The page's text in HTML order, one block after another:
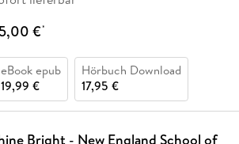
€*
eBook epub
19,99 €
Hörbuch Download
17,95 €
Bright - New England School of